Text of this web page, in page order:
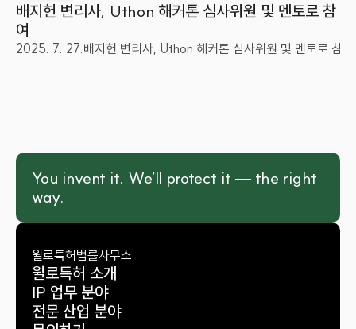
배지헌 변리사, Uthon 해커톤 심사위원 및 멘토로 참
여
2025. 7. 27.배지헌 변리사, Uthon 해커톤 심사위원 및 멘토로 참여
You invent it. We’ll protect it — the right
way.
윌로특허법률사무소
윌로특허 소개
IP 업무 분야
전문 산업 분야